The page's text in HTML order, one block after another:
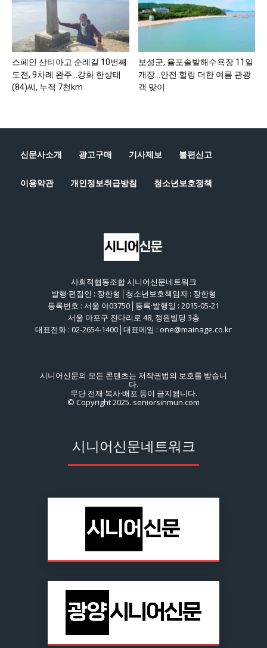
스페인 산티아고 순례길 10번째
도전, 9차례 완주…강화 한상태
(84)씨, 누적 7천km
보성군, 율포솔밭해수욕장 11일
개장…안전·힐링 더한 여름 관광
객 맞이
신문사소개 광고구매 기사제보 불편신고
이용약관 개인정보취급방침 청소년보호정책
사회적협동조합 시니어신문네트워크
발행·편집인 : 장한형│청소년보호책임자 : 장한형
등록번호 : 서울 아03750│등록·발행일 : 2015-05-21
서울 마포구 잔다리로 48, 정원빌딩 3층
대표전화 : 02-2654-1400│대표메일 : one@mainage.co.kr
시니어신문의 모든 콘텐츠는 저작권법의 보호를 받습니
다.
무단 전재·복사·배포 등이 금지됩니다.
© Copyright 2025. seniorsinmun.com
시니어신문네트워크